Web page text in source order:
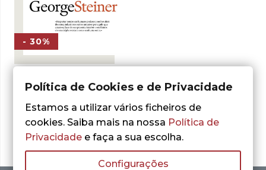
- 30%
George Steiner
As Lições dos
Mestres
17,00€ O
preço
original
era:
11,90€O
preço
atual
é:
11,90 €.
ADICIONAR
Política de Cookies e de Privacidade
Estamos a utilizar vários ficheiros de
cookies. Saiba mais na nossa Política de
Privacidade e faça a sua escolha.
Configurações